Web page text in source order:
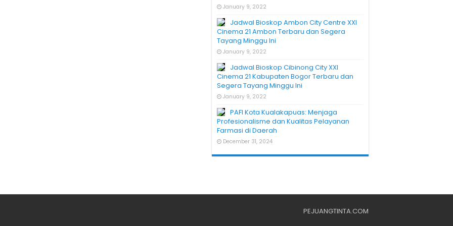
January 9, 2022
Jadwal Bioskop Ambon City Centre XXI
Cinema 21 Ambon Terbaru dan Segera
Tayang Minggu Ini
January 9, 2022
Jadwal Bioskop Cibinong City XXI
Cinema 21 Kabupaten Bogor Terbaru dan
Segera Tayang Minggu Ini
January 9, 2022
PAFI Kota Kualakapuas: Menjaga
Profesionalisme dan Kualitas Pelayanan
Farmasi di Daerah
December 31, 2024
PEJUANGTINTA.COM